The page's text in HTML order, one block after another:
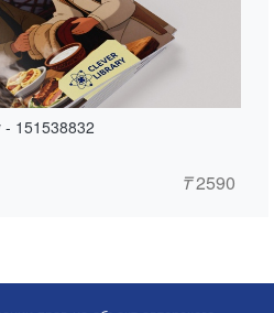
- 151538832
₸2590